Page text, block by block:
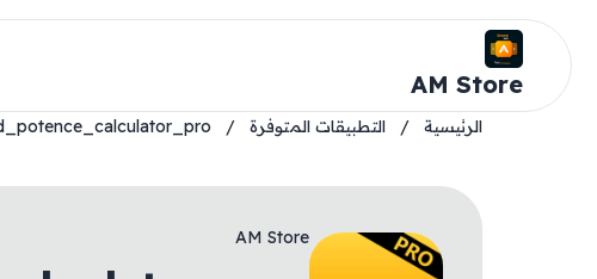
AM Store
الرئيسية / التطبيقات المتوفرة /
AM Store